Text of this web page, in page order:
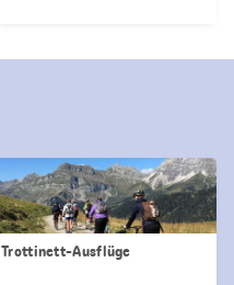
Trottinett-Ausflüge